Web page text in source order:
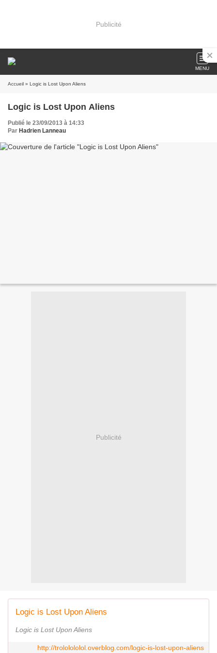
Publicité
MENU
Accueil » Logic is Lost Upon Aliens
Logic is Lost Upon Aliens
Publié le 23/09/2013 à 14:33
Par Hadrien Lanneau
Publicité
Logic is Lost Upon Aliens
Logic is Lost Upon Aliens
http://trololololol.overblog.com/logic-is-lost-upon-aliens